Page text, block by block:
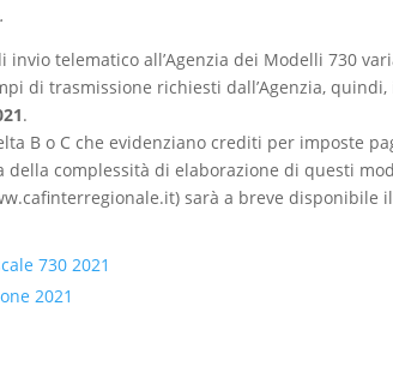
telematico all’Agenzia dei Modelli 730
di trasmissione richiesti dall’Agenzia,
.
B o C che evidenziano crediti per imposte
della complessità di elaborazione di questi
sarà a breve
730 2021
2021